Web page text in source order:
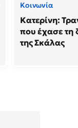
Κοινωνία
Κατερίνη:
που έχασε τη
της Σκάλας